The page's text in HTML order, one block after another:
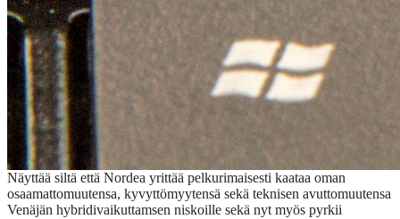
Näyttää siltä että Nordea yrittää pelkurimaisesti kaataa oman
osaamattomuutensa, kyvyttömyytensä sekä teknisen avuttomuutensa
Venäjän hybridivaikuttamsen niskoille sekä nyt myös pyrkii